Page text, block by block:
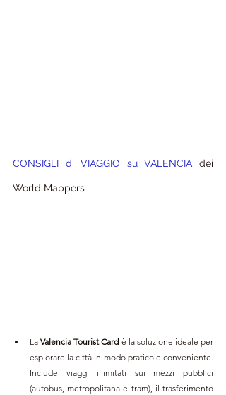
CONSIGLI di VIAGGIO su VALENCIA dei
World Mappers
La Valencia Tourist Card è la soluzione ideale per
esplorare la città in modo pratico e conveniente.
Include viaggi illimitati sui mezzi pubblici
(autobus, metropolitana e tram), il trasferimento